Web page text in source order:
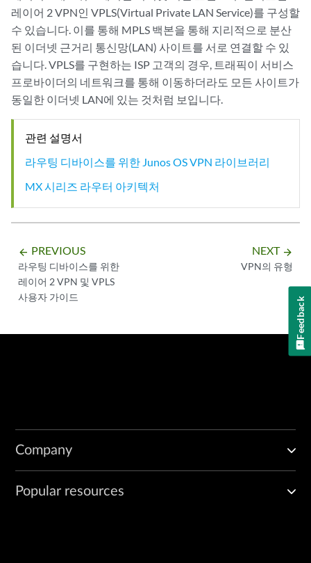
레이어 2 VPN인 VPLS(Virtual Private LAN Service)를 구성할
수 있습니다. 이를 통해 MPLS 백본을 통해 지리적으로 분산
된 이더넷 근거리 통신망(LAN) 사이트를 서로 연결할 수 있
습니다. VPLS를 구현하는 ISP 고객의 경우, 트래픽이 서비스
프로바이더의 네트워크를 통해 이동하더라도 모든 사이트가
동일한 이더넷 LAN에 있는 것처럼 보입니다.
관련 설명서
라우팅 디바이스를 위한 Junos OS VPN 라이브러리
MX 시리즈 라우터 아키텍처
arrow_backward PREVIOUS
라우팅 디바이스를 위한
레이어 2 VPN 및 VPLS
사용자 가이드
NEXT arrow_forward
VPN의 유형
Company
Popular resources
Feedback